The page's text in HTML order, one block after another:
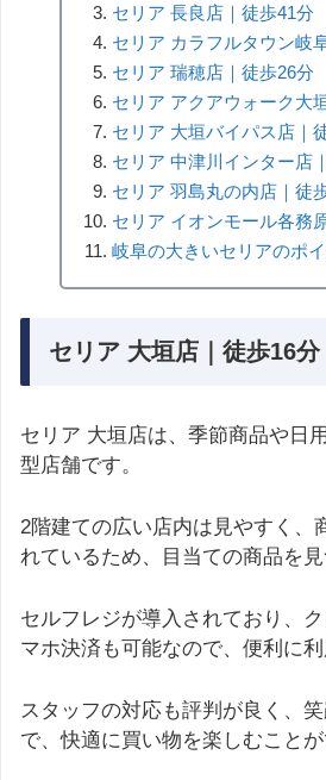
セリア 長良店｜徒歩41分
セリア カラフルタウン岐
セリア 瑞穂店｜徒歩26分
セリア アクアウォーク大
セリア 大垣バイパス店｜
セリア 中津川インター店
セリア 羽島丸の内店｜徒
セリア イオンモール各務
岐阜の大きいセリアのポ
セリア 大垣店｜徒歩16分
セリア 大垣店は、季節商品や日
型店舗です。
2階建ての広い店内は見やすく、
れているため、目当ての商品を見
セルフレジが導入されており、
マホ決済も可能なので、便利に利
スタッフの対応も評判が良く、
で、快適に買い物を楽しむことが